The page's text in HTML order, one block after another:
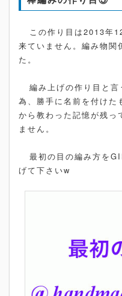
この作り目は2013年
来ていません。編み物関
た。
編み上げの作り目と言
為、勝手に名前を付けた
から教わった記憶が残っ
ません。
最初の目の編み方を
げて下さいw